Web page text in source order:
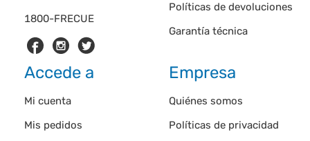
1800-FRECUE
Políticas de devoluciones
Garantía técnica
Accede a
Mi cuenta
Mis pedidos
Empresa
Quiénes somos
Políticas de privacidad